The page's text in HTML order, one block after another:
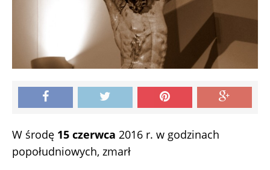
W środę 15 czerwca 2016 r. w godzinach
popołudniowych, zmarł